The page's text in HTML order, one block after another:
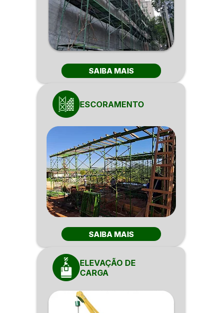
SAIBA MAIS
ESCORAMENTO
SAIBA MAIS
ELEVAÇÃO DE
CARGA